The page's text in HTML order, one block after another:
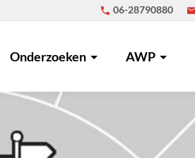
06-28790880
Onderzoeken AWP